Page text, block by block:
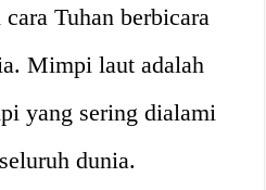
Tuhan berbicara
Mimpi laut adalah
yang sering dialami
dunia.